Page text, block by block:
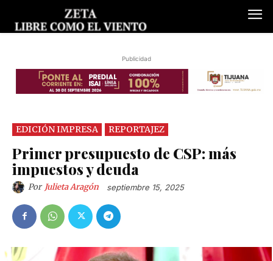
Publicidad
EDICIÓN IMPRESA REPORTAJEZ
Primer presupuesto de CSP: más
impuestos y deuda
Por Julieta Aragón septiembre 15, 2025